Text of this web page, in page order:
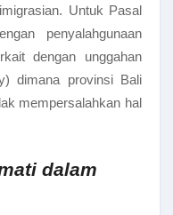
Untuk Pasal
penyalahgunaan
dengan unggahan
dimana provinsi Bali
mempersalahkan hal
dalam